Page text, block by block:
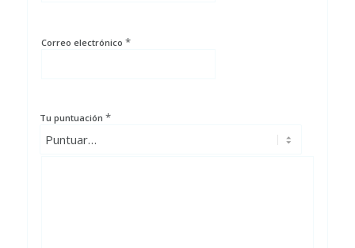
Correo electrónico *
Tu puntuación *